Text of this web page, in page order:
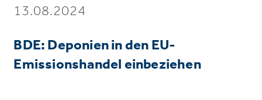
13.08.2024
BDE: Deponien in den EU-
Emissionshandel einbeziehen